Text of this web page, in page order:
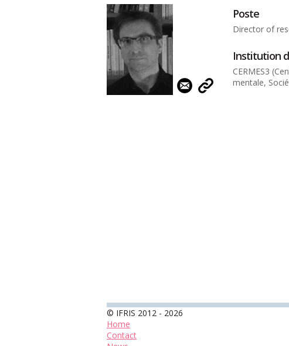
Poste
Director of
Institution
CERMES3
mentale,
© IFRIS 2012 - 2026
Home
Contact